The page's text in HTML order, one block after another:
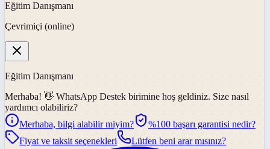
Eğitim Danışmanı
Çevrimiçi (online)
Eğitim Danışmanı
Merhaba! 👋 WhatsApp Destek birimine hoş geldiniz. Size nasıl
yardımcı olabiliriz?
Merhaba, bilgi alabilir miyim?
%100 başarı garantisi nedir?
Fiyat ve taksit seçenekleri
Lütfen beni arar mısınız?